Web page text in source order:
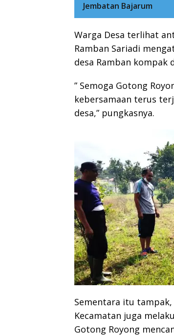
Jembatan Bajarum
Warga Desa terlihat
Ramban Sariadi
desa Ramban kompak
” Semoga Gotong
kebersamaan terus
desa,” pungkasnya.
Sementara itu
Kecamatan juga
Gotong Royong